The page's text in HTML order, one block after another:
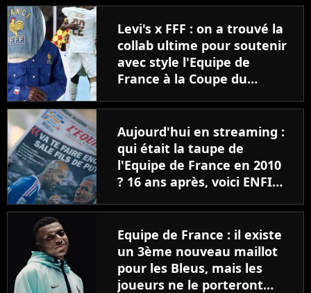
Levi's x FFF : on a trouvé la
collab ultime pour soutenir
avec style l'Equipe de
France à la Coupe du
Aujourd'hui en streaming :
qui était la taupe de
l'Equipe de France en 2010
? 16 ans après, voici ENFIN
Equipe de France : il existe
un 3ème nouveau maillot
pour les Bleus, mais les
joueurs ne le porteront